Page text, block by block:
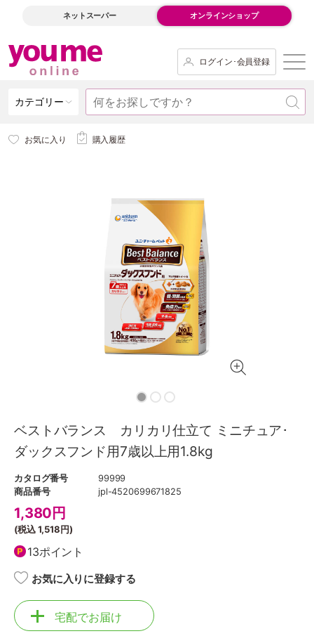
ネットスーパー オンラインショップ
ログイン･会員登録
カテゴリー
お気に入り 購入履歴
ベストバランス カリカリ仕立て ミニチュア･
ダックスフンド用7歳以上用1.8kg
カタログ番号
99999
商品番号
jpl-4520699671825
1,380 円
(税込1,518円)
13ポイント
お気に入りに登録する
宅配でお届け